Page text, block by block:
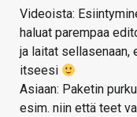
Videoista:
haluat parempaa
ja laitat sellasenaan,
itseesi
Asiaan: Paketin
esim. niin että teet